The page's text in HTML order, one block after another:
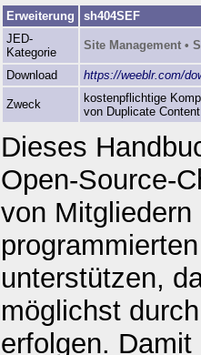
Erweiterung
sh404SEF
JED-
Kategorie
Site Management •
Download https://weeblr.com/
Zweck
kostenpflichtige
von Duplicate
Dieses
Open-Source-
von
unterstützen,
möglichst
erfolgen.